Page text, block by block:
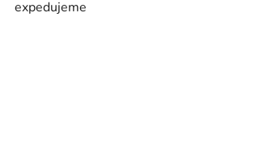
expedujeme